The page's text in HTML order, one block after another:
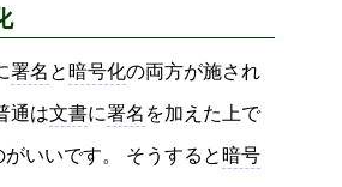
署名 と 暗号化の両方が施され
通は文書に署名 を加えた上で
がいいです。 そうすると 暗号